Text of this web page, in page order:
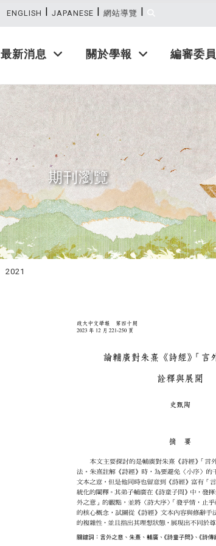
最新消息 關於學報 編審委員
ENGLISH | JAPANESE | 網站導覽 |
期刊瀏覽
2021